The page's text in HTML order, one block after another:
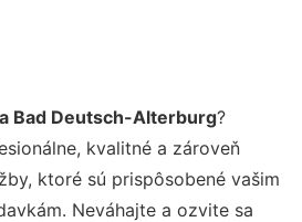
Bad Deutsch-Alterburg?
kvalitné a zároveň
ktoré sú prispôsobené vašim
Neváhajte a ozvite sa